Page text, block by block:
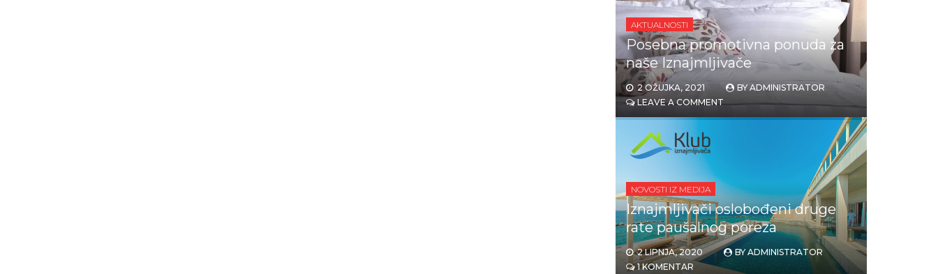
AKTUALNOSTI
Posebna promotivna ponuda za
naše Iznajmljivače
2 OŽUJKA, 2021 BYADMINISTRATOR
LEAVE A COMMENT
NOVOSTI IZ MEDIJA
Iznajmljivači oslobođeni druge
rate paušalnog poreza
2 LIPNJA, 2020 BYADMINISTRATOR
1 KOMENTAR